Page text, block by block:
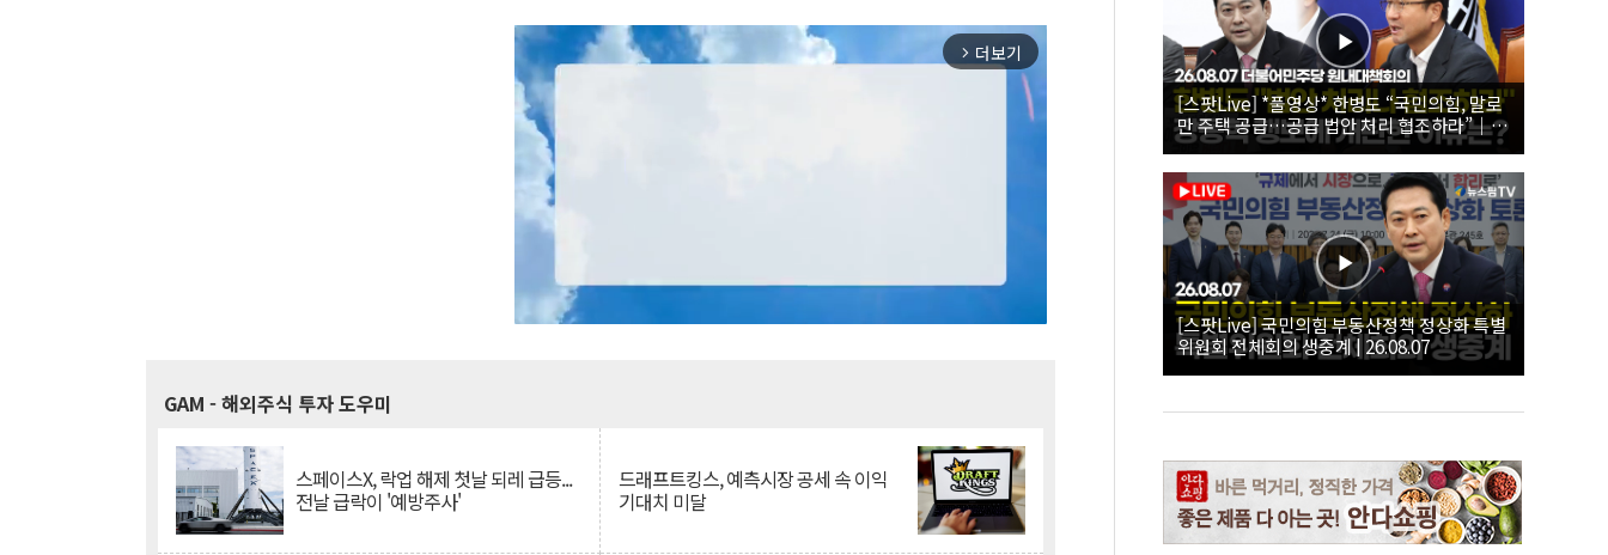
arrow_forward_ios 더보기
GAM - 해외주식 투자 도우미
스페이스X, 락업 해제 첫날 되레 급등...
전날 급락이 '예방주사'
드래프트킹스, 예측시장 공세 속 이익
기대치 미달
[스팟Live] *풀영상* 한병도 “국민의힘, 말로
만 주택 공급…공급 법안 처리 협조하라”｜
26.08.07 더불어민주당 원내대책회의
[스팟Live] 국민의힘 부동산정책 정상화 특별
위원회 전체회의 생중계 | 26.08.07